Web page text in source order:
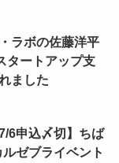
ラボの佐藤洋平
タートアップ支
ました
6申込〆切】ちば
ゼブライベント